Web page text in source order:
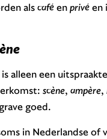
alscaféenprivéen
alleen een
scène, ampère,
goed.
in Nederlandse